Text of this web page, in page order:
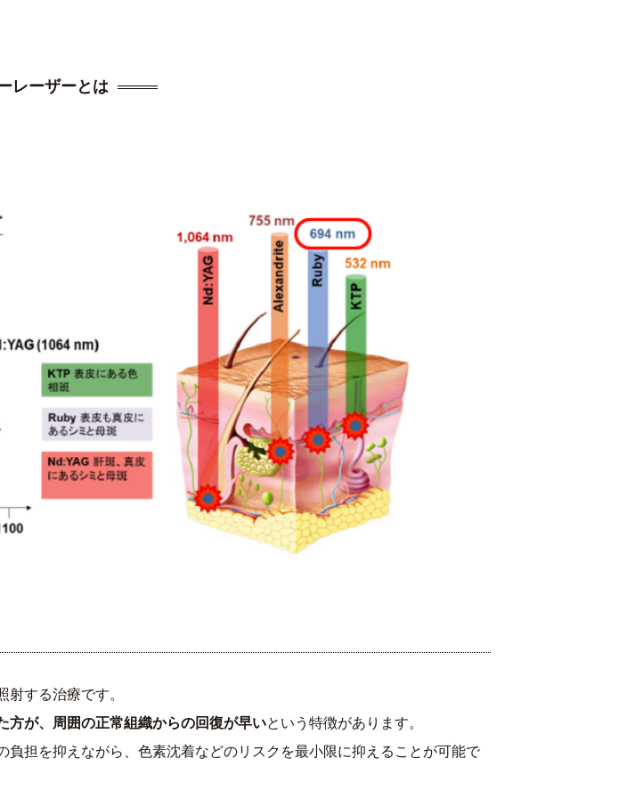
レーザーとは
する治療です。
方が、周囲の正常組織からの回復が早いという特徴があります。
担を抑えながら、色素沈着などのリスクを最小限に抑えることが可能で